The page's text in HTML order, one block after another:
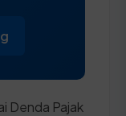
Denda Pajak